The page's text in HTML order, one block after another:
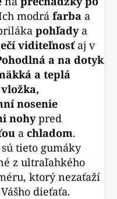
modrá farba a
pohľadya
viditeľnosťaj v
a na dotyk
a teplá
nosenie
nohypred
achladom.
tieto gumáky
z ultraľahkého
ktorý nezaťaží
dieťaťa.